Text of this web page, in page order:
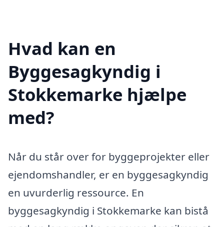
Hvad kan en
Byggesagkyndig i
Stokkemarke hjælpe
med?
Når du står over for byggeprojekter eller
ejendomshandler, er en byggesagkyndig
en uvurderlig ressource. En
byggesagkyndig i Stokkemarke kan bistå